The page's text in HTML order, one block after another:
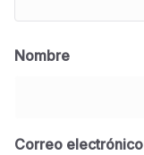
Nombre
Correo electrónico